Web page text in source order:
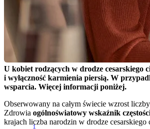
U kobiet rodzących w drodze cesarskiego
i wyłączność karmienia piersią. W
wsparcia. Więcej informacji poniżej.
Obserwowany na całym świecie wzrost
Zdrowia ogólnoświatowy wskaźnik
krajach liczba narodzin w drodze
1